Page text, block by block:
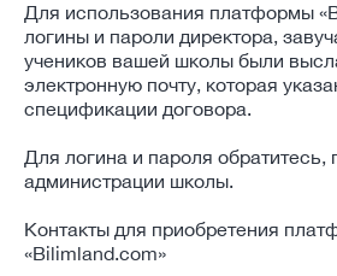
Для использования платформы
‎логины и пароли директора,
учеников вашей школы были
электронную почту, которая
спецификации договора.
Для логина и пароля обратитесь,
администрации школы.
Контакты для приобретения
«Bilimland.com»